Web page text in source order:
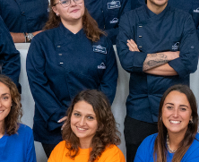
CORSI
CONSULENZE
JOB CENTER
CONTATTI